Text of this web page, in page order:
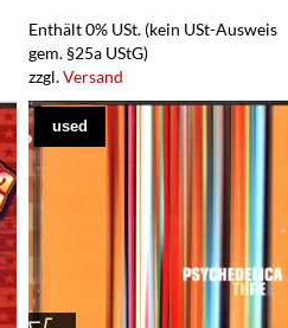
Enthält 0% USt. (kein USt-Ausweis
gem. §25a UStG)
zzgl.Versand
used